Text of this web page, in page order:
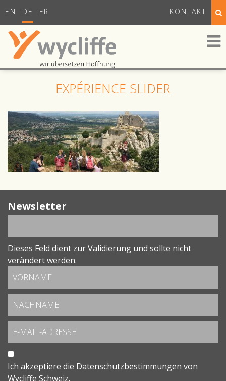
EN DE FR KONTAKT
EXPÉRIENCE SLIDER
Newsletter
Dieses Feld dient zur Validierung und sollte nicht
verändert werden.
Ich akzeptiere die Datenschutzbestimmungen von
Wycliffe Schweiz.